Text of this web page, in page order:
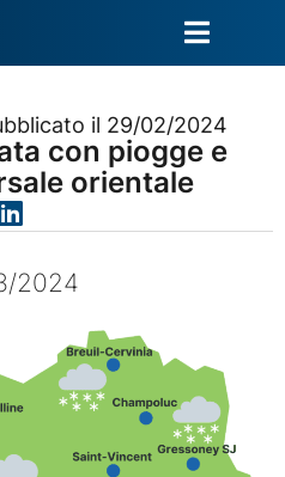
il 29/02/2024
con piogge e
orientale
2024